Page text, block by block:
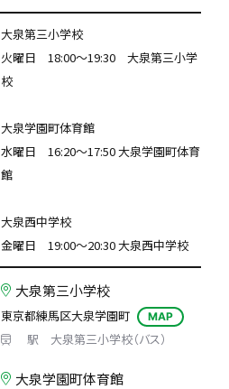
大泉第三小学校
火曜日 18:00〜19:30 大泉第三小学
校
大泉学園町体育館
水曜日 16:20〜17:50 大泉学園町体育
館
大泉西中学校
金曜日 19:00〜20:30 大泉西中学校
大泉第三小学校
東京都練馬区大泉学園町 MAP
駅 大泉第三小学校（バス）
大泉学園町体育館